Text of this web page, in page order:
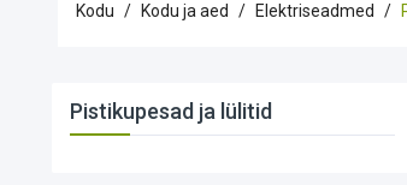
Kodu Kodu ja aed Elektriseadmed
Pistikupesad ja lülitid